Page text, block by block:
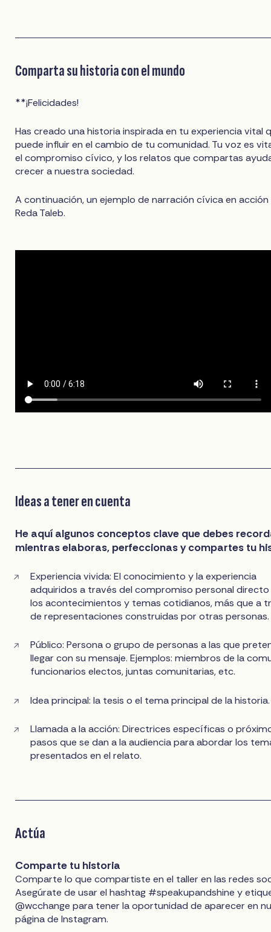
Comparta su historia con el mundo
**¡Felicidades!
Has creado una historia inspirada en tu experiencia vital
puede influir en el cambio de tu comunidad. Tu voz es
el compromiso cívico, y los relatos que compartas
crecer a nuestra sociedad.
A continuación, un ejemplo de narración cívica en
Reda Taleb.
Ideas a tener en cuenta
He aquí algunos conceptos clave que debes
mientras elaboras, perfeccionas y compartes tu
Experiencia vivida: El conocimiento y la experiencia
adquiridos a través del compromiso personal
los acontecimientos y temas cotidianos, más que a
de representaciones construidas por otras personas.
Público: Persona o grupo de personas a las que
llegar con su mensaje. Ejemplos: miembros de la
funcionarios electos, juntas comunitarias, etc.
Idea principal: la tesis o el tema principal de la historia.
Llamada a la acción: Directrices específicas o
pasos que se dan a la audiencia para abordar los
presentados en el relato.
Actúa
Comparte tu historia
Comparte lo que compartiste en el taller en las redes
Asegúrate de usar el hashtag #speakupandshine y
@wcchange para tener la oportunidad de aparecer en
página de Instagram.